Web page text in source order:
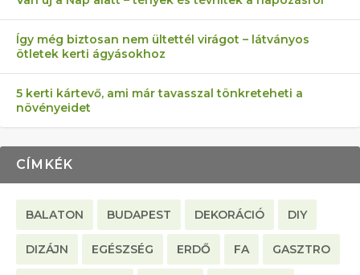
Így még biztosan nem ültettél virágot – látványos
ötletek kerti ágyásokhoz
5 kerti kártevő, ami már tavasszal tönkreteheti a
növényeidet
CÍMKÉK
BALATON BUDAPEST DEKORÁCIÓ DIY
DIZÁJN EGÉSZSÉG ERDŐ FA GASZTRO